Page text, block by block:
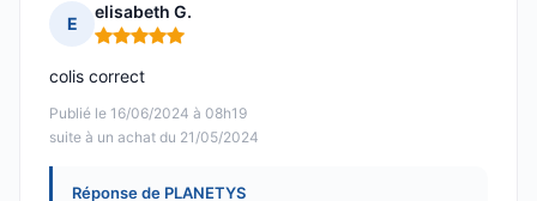
E
elisabeth G.
Note : 5 sur 5
Publié le 16/06/2024 à 08h19
suite à un achat du 21/05/2024
colis correct
Réponse de PLANETYS